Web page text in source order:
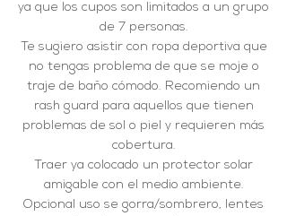
ya que los cupos son limitados a un grupo
de 7 personas.
Te sugiero asistir con ropa deportiva que
no tengas problema de que se moje o
traje de baño cómodo. Recomiendo un
rash guard para aquellos que tienen
problemas de sol o piel y requieren más
cobertura.
Traer ya colocado un protector solar
amigable con el medio ambiente.
Opcional uso se gorra/sombrero, lentes